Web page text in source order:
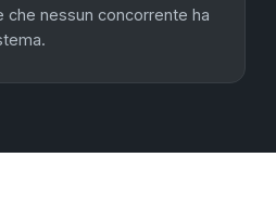
che nessun concorrente ha